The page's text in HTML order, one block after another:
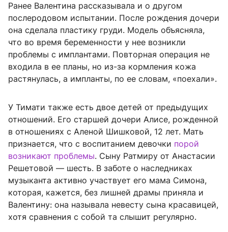
Ранее Валентина рассказывала и о другом
послеродовом испытании. После рождения дочери
она сделала пластику груди. Модель объясняла,
что во время беременности у нее возникли
проблемы с имплантами. Повторная операция не
входила в ее планы, но из-за кормления кожа
растянулась, а импланты, по ее словам, «поехали».
У Тимати также есть двое детей от предыдущих
отношений. Его старшей дочери Алисе, рожденной
в отношениях с Аленой Шишковой, 12 лет. Мать
признается, что с воспитанием девочки порой
возникают проблемы. Сыну Ратмиру от Анастасии
Решетовой — шесть. В заботе о наследниках
музыканта активно участвует его мама Симона,
которая, кажется, без лишней драмы приняла и
Валентину: она называла невесту сына красавицей,
хотя сравнения с собой та слышит регулярно.